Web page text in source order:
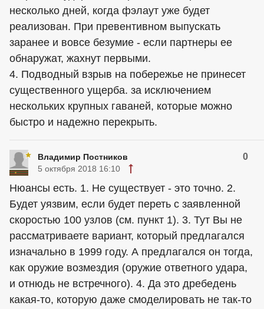
несколько дней, когда фэлаут уже будет
реализован. При превентивном выпускать
заранее и вовсе безумие - если партнеры ее
обнаружат, жахнут первыми.
4. Подводный взрыв на побережье не принесет
существенного ущерба. за исключением
нескольких крупных гаваней, которые можно
быстро и надежно перекрыть.
Владимир Постников 0
5 октября 2018 16:10
Нюансы есть. 1. Не существует - это точно. 2.
Будет уязвим, если будет переть с заявленной
скоростью 100 узлов (см. пункт 1). 3. Тут Вы не
рассматриваете вариант, который предлагался
изначально в 1999 году. А предлагался он тогда,
как оружие возмездия (оружие ответного удара,
и отнюдь не встречного). 4. Да это дребедень
какая-то, которую даже смоделировать не так-то